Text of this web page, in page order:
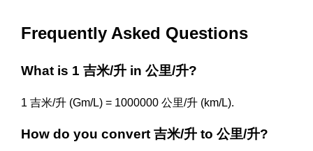
Frequently Asked Questions
What is 1 吉米/升 in 公里/升?
1 吉米/升 (Gm/L) = 1000000 公里/升 (km/L).
How do you convert 吉米/升 to 公里/升?